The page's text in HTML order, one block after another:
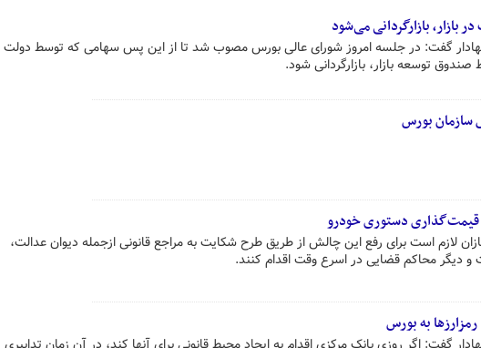
بازارگردانی می‌شود
گفت: در جلسه امروز شورای عالی بورس مصوب شد تا از این پس سهامی که توسط دولت
توسعه بازار، بازارگردانی شود.
سازمان بورس
قیمت‌گذاری دستوری خودرو
لازم است برای رفع این چالش از طریق طرح شکایت به مراجع قانونی ازجمله دیوان عدالت،
و دیگر محاکم قضایی در اسرع وقت اقدام کنند.
به بورس